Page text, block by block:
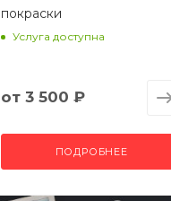
покраски
Услуга доступна
от 3 500 ₽
ПОДРОБНЕЕ